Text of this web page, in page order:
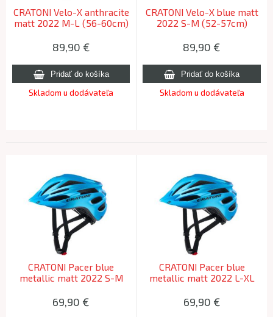
CRATONI Velo-X anthracite
matt 2022 M-L (56-60cm)
89,90 €
Skladom u dodávateľa
CRATONI Velo-X blue matt
2022 S-M (52-57cm)
89,90 €
Skladom u dodávateľa
CRATONI Pacer blue
metallic matt 2022 S-M
69,90 €
CRATONI Pacer blue
metallic matt 2022 L-XL
69,90 €